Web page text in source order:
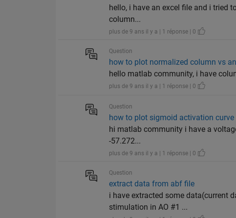
hello, i have an excel file and i tried
column...
plus de 9 ans il y a | 1 réponse | 0
Question
how to plot normalized column vs
hello matlab community, i have
plus de 9 ans il y a | 1 réponse | 0
Question
how to plot sigmoid activation
hi matlab community i have a
-57.272...
plus de 9 ans il y a | 1 réponse | 0
Question
extract data from abf file
i have extracted some data(current
stimulation in AO #1 ...